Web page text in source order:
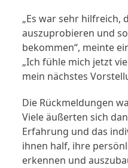
„Es war sehr hilfreich,
auszuprobieren und
bekommen“, meinte
„Ich fühle mich jetzt
mein nächstes
Die Rückmeldungen
Viele äußerten sich
Erfahrung und das
ihnen half, ihre
erkennen und